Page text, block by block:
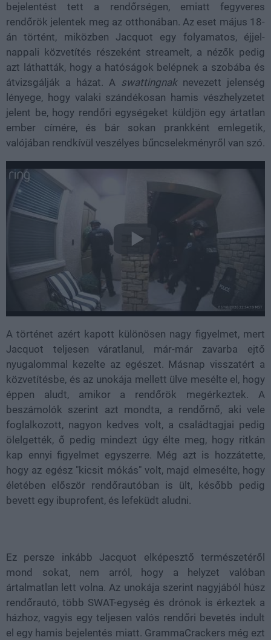
bejelentést tett a rendőrségen, emiatt fegyveres
rendőrök jelentek meg az otthonában. Az eset május 18-
án történt, miközben Jacquot egy folyamatos, éjjel-
nappali közvetítés részeként streamelt, a nézők pedig
azt láthatták, hogy a hatóságok belépnek a szobába és
átvizsgálják a házat. A swattingnaknevezett jelenség
lényege, hogy valaki szándékosan hamis vészhelyzetet
jelent be, hogy rendőri egységeket küldjön egy ártatlan
ember címére, és bár sokan prankként emlegetik,
valójában rendkívül veszélyes bűncselekményről van szó.
A történet azért kapott különösen nagy figyelmet, mert
Jacquot teljesen váratlanul, már-már zavarba ejtő
nyugalommal kezelte az egészet. Másnap visszatért a
közvetítésbe, és az unokája mellett ülve mesélte el, hogy
éppen aludt, amikor a rendőrök megérkeztek. A
beszámolók szerint azt mondta, a rendőrnő, aki vele
foglalkozott, nagyon kedves volt, a családtagjai pedig
ölelgették, ő pedig mindezt úgy élte meg, hogy ritkán
kap ennyi figyelmet egyszerre. Még azt is hozzátette,
hogy az egész "kicsit mókás" volt, majd elmesélte, hogy
életében először rendőrautóban is ült, később pedig
bevett egy ibuprofent, és lefeküdt aludni.
Ez persze inkább Jacquot elképesztő természetéről
mond sokat, nem arról, hogy a helyzet valóban
ártalmatlan lett volna. Az unokája szerint nagyjából húsz
rendőrautó, több SWAT-egység és drónok is érkeztek a
házhoz, vagyis egy teljesen valós rendőri bevetés indult
el egy hamis bejelentés miatt. GrammaCrackers még ezt